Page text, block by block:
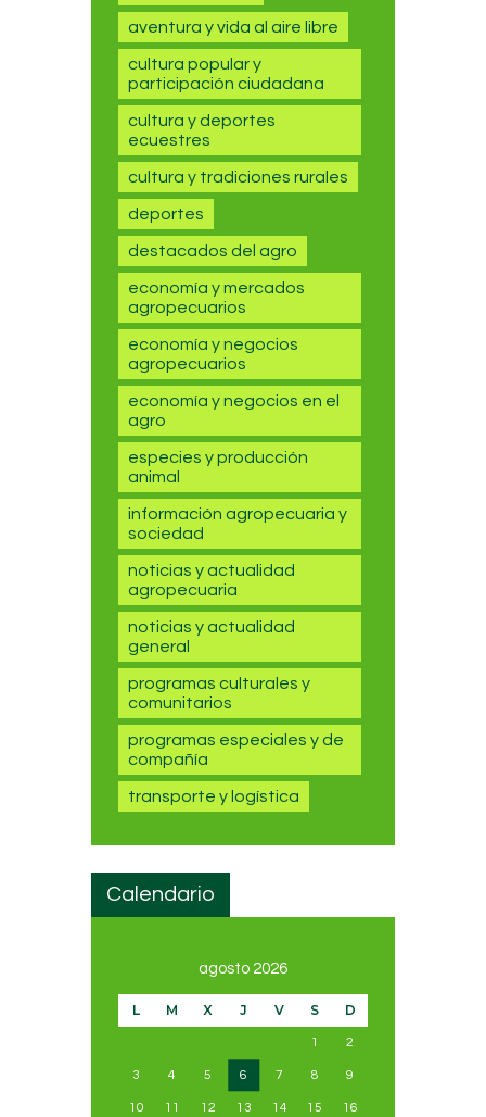
aventura y vida al aire libre
cultura popular y
participación ciudadana
cultura y deportes
ecuestres
cultura y tradiciones rurales
deportes
destacados del agro
economía y mercados
agropecuarios
economía y negocios
agropecuarios
economía y negocios en el
agro
especies y producción
animal
información agropecuaria y
sociedad
noticias y actualidad
agropecuaria
noticias y actualidad
general
programas culturales y
comunitarios
programas especiales y de
compañía
transporte y logística
Calendario
agosto 2026
L M X J V S D
1 2
3 4 5 6 7 8 9
10 11 12 13 14 15 16